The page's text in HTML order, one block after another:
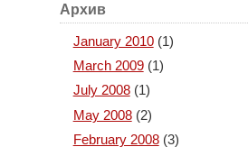
Архив
January 2010(1)
March 2009(1)
July 2008(1)
May 2008(2)
February 2008(3)